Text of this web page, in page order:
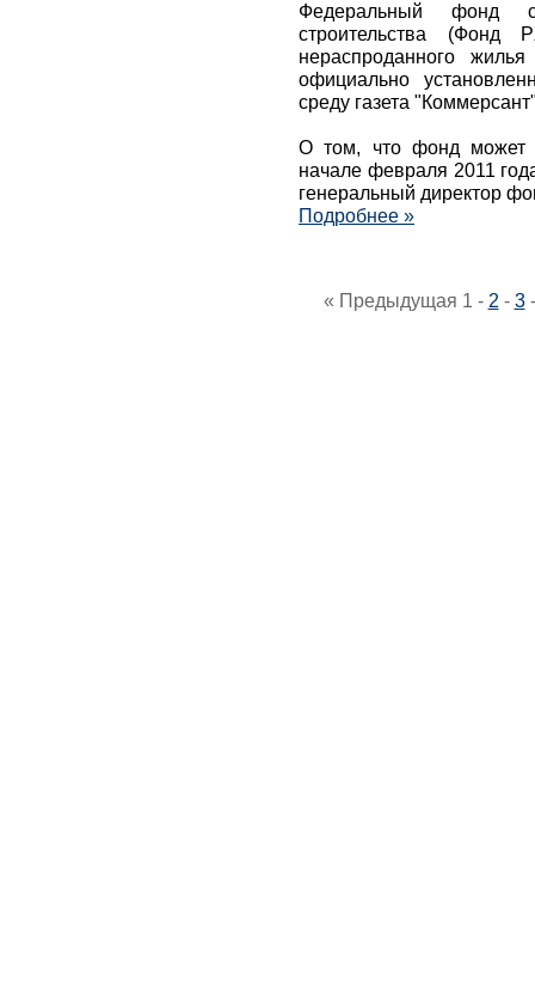
Федеральный фонд
строительства
нераспроданного
официально
среду газета
О том, что фонд может
начале февраля 2011
генеральный директор
Подробнее »
« Предыдущая 1 - 2 - 3